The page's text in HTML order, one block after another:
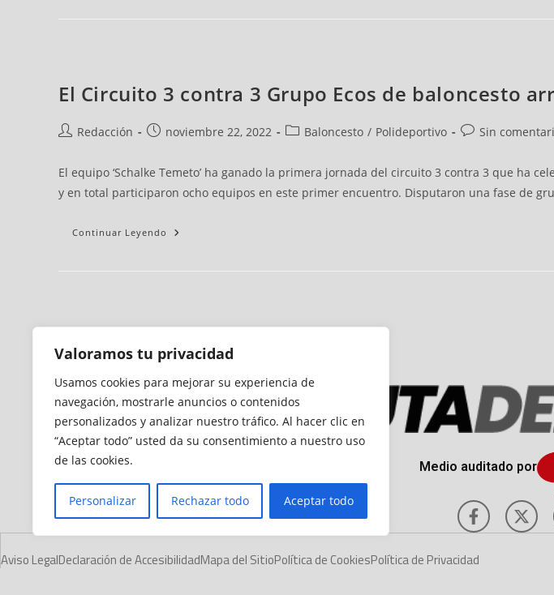
Valoramos tu privacidad
Usamos cookies para mejorar su experiencia de
navegación, mostrarle anuncios o contenidos
personalizados y analizar nuestro tráfico. Al hacer clic en
“Aceptar todo” usted da su consentimiento a nuestro uso
de las cookies.
Personalizar Rechazar todo Aceptar todo
El Circuito 3 contra 3 Grupo Ecos de baloncesto
Redacción noviembre 22, 2022 Baloncesto / Polideportivo Sin
El equipo ‘Schalke Temeto’ ha ganado la primera jornada del circuito 3 contra 3 que ha
y en total participaron ocho equipos en este primer encuentro. Disputaron una fase de
Continuar Leyendo
Medio auditado por
Aviso LegalDeclaración de AccesibilidadMapa del SitioPolítica de CookiesPolítica de Privacidad